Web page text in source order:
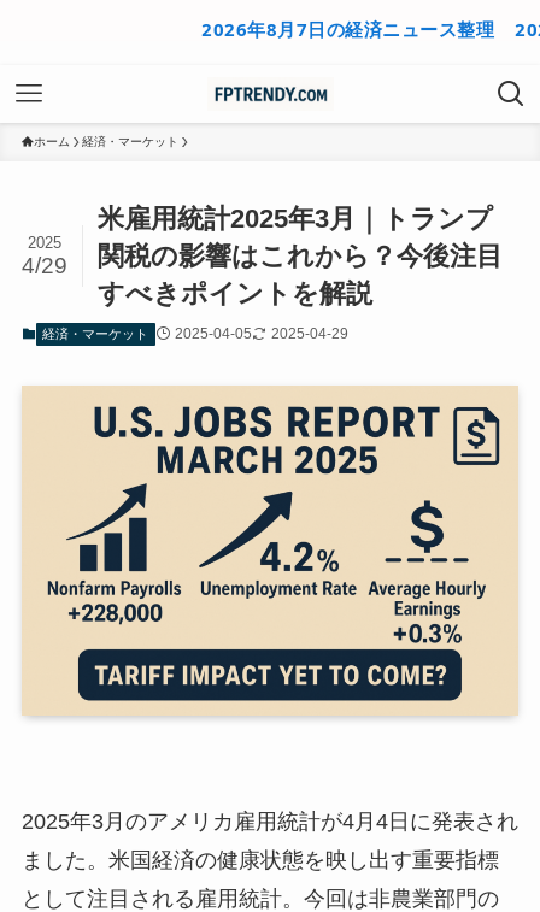
2026年8月7日の経済ニュース整理 2026年
ホーム 経済・マーケット
米雇用統計2025年3月｜トランプ
関税の影響はこれから？今後注目
すべきポイントを解説
2025
4/29
経済・マーケット 2025-04-05 2025-04-29
2025年3月のアメリカ雇用統計が4月4日に発表され
ました。米国経済の健康状態を映し出す重要指標
として注目される雇用統計。今回は非農業部門の